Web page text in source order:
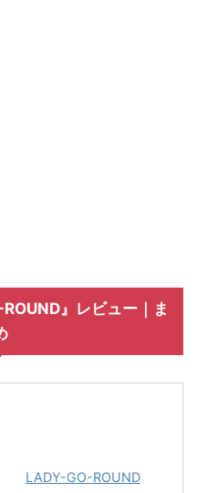
』レビュー｜ま
LADY-GO-ROUND